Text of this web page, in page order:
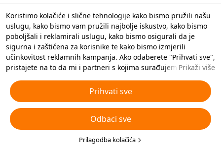
Koristimo kolačiće i slične tehnologije kako bismo pružili našu
uslugu, kako bismo vam pružili najbolje iskustvo, kako bismo
poboljšali i reklamirali uslugu, kako bismo osigurali da je
sigurna i zaštićena za korisnike te kako bismo izmjerili
učinkovitost reklamnih kampanja. Ako odaberete "Prihvati sve",
pristajete na to da mi i partneri s kojima surađujemo
oglašavanja. Također možete 'Odbiti sve' nebitne kolačiće ili
odabrati koje vrste kolačića želite prihvatiti ili onemogućiti
klikom na 'Prilagodi kolačiće' ispod ili u bilo kojem trenutku u
svojim postavkama privatnosti. Za više pojedinosti pogledajte
našaPravila o kolačićima i sličnim tehnologijama.
Prikaži više
Prihvati sve
Odbaci sve
Prilagodba kolačića